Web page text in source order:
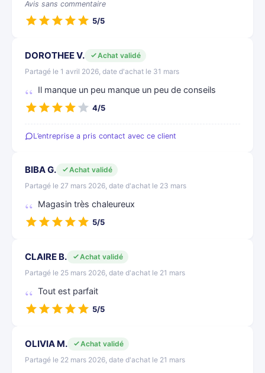
Avis sans commentaire
5/5
DOROTHEE V.
Achat validé
Partagé le 1 avril 2026, date d'achat le 31 mars
Il manque un peu manque un peu de conseils
4/5
L’entreprise a pris contact avec ce client
BIBA G.
Achat validé
Partagé le 27 mars 2026, date d'achat le 23 mars
Magasin très chaleureux
5/5
CLAIRE B.
Achat validé
Partagé le 25 mars 2026, date d'achat le 21 mars
Tout est parfait
5/5
OLIVIA M.
Achat validé
Partagé le 22 mars 2026, date d'achat le 21 mars